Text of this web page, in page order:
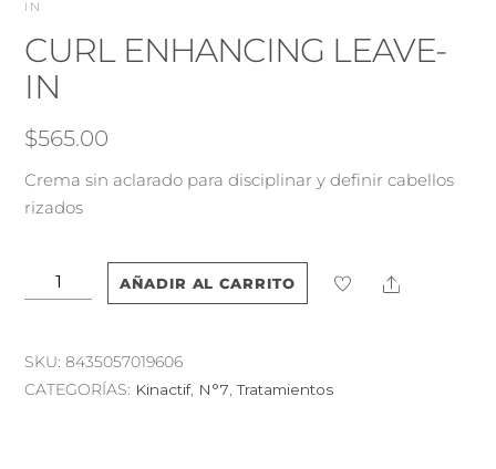
IN
CURL ENHANCING LEAVE-
IN
$565.00
Crema sin aclarado para disciplinar y definir cabellos
rizados
CURL
ENHANCING
IN
cantidad
AÑADIR AL CARRITO Share
SKU:8435057019606
CATEGORÍAS: Kinactif, N°7 ,Tratamientos